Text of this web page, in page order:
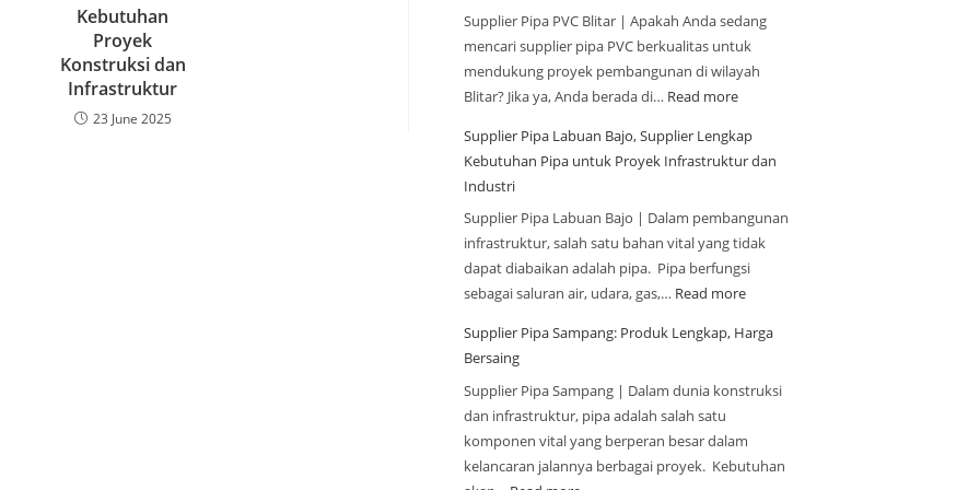
Kebutuhan
Proyek
Konstruksi dan
Infrastruktur
23 June 2025
Supplier Pipa PVC Blitar | Apakah Anda sedang
mencari supplier pipa PVC berkualitas untuk
mendukung proyek pembangunan di wilayah
Blitar? Jika ya, Anda berada di… Read more
Supplier Pipa Labuan Bajo, Supplier Lengkap
Kebutuhan Pipa untuk Proyek Infrastruktur dan
Industri
Supplier Pipa Labuan Bajo | Dalam pembangunan
infrastruktur, salah satu bahan vital yang tidak
dapat diabaikan adalah pipa. Pipa berfungsi
sebagai saluran air, udara, gas,… Read more
Supplier Pipa Sampang: Produk Lengkap, Harga
Bersaing
Supplier Pipa Sampang | Dalam dunia konstruksi
dan infrastruktur, pipa adalah salah satu
komponen vital yang berperan besar dalam
kelancaran jalannya berbagai proyek. Kebutuhan